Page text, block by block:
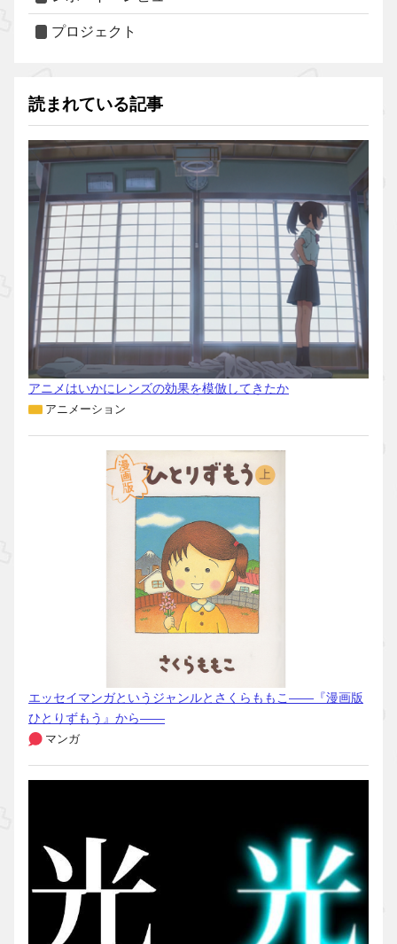
プロジェクト
読まれている記事
アニメはいかにレンズの効果を模倣してきたか
アニメーション
エッセイマンガというジャンルとさくらももこ――『漫画版
ひとりずもう』から――
マンガ